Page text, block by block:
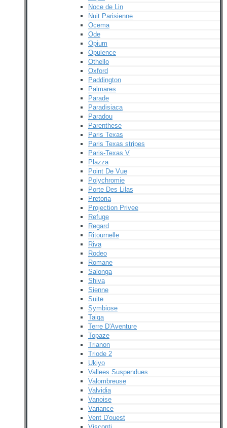
Noce de Lin
Nuit Parisienne
Ocema
Ode
Opium
Opulence
Othello
Oxford
Paddington
Palmares
Parade
Paradisiaca
Paradou
Parenthese
Paris Texas
Paris Texas stripes
Paris-Texas V
Plazza
Point De Vue
Polychromie
Porte Des Lilas
Pretoria
Projection Privee
Refuge
Regard
Ritournelle
Riva
Rodeo
Romane
Salonga
Shiva
Sienne
Suite
Symbiose
Taiga
Terre D'Aventure
Topaze
Trianon
Triode 2
Ukiyo
Vallees Suspendues
Valombreuse
Valvidia
Vanoise
Variance
Vent D'ouest